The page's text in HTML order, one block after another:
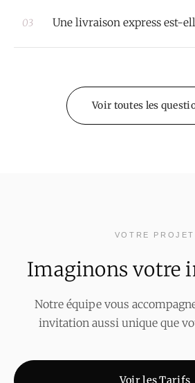
03 Une livraison express est-
Voir toutes les
VOTRE PROJET
Imaginons votre
Notre équipe vous
invitation aussi unique que
Voir les Tarifs